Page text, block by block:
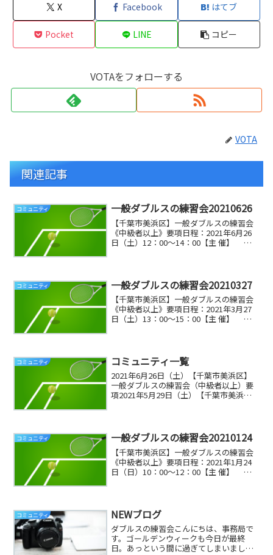
X Facebook はてブ
Pocket LINE コピー
VOTAをフォローする
VOTA
関連記事
コミュニティ 一般ダブルスの練習会20210626
【千葉市美浜区】一般ダブルスの練習会
《中級者以上》要項日程：2021年6月26
日（土）12：00～14：00【主 催】
コミュニティ 一般ダブルスの練習会20210327
【千葉市美浜区】一般ダブルスの練習会
《中級者以上》要項日程：2021年3月27
日（土）13：00～15：00【主 催】
コミュニティ コミュニティ一覧
2021年6月26日（土）【千葉市美浜区】
一般ダブルスの練習会（中級者以上）要
項2021年5月29日（土）【千葉市美浜
級者以上）...
コミュニティ 一般ダブルスの練習会20210124
【千葉市美浜区】一般ダブルスの練習会
《中級者以上》要項日程：2021年1月24
日（日）10：00～12：00【主 催】
コミュニティ NEWブログ
ダブルスの練習会こんにちは、事務局で
す。ゴールデンウィークも今日が最終
日。あっという間に過ぎてしまいまし